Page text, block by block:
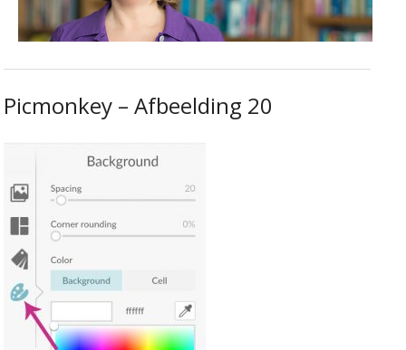
Picmonkey – Afbeelding 20